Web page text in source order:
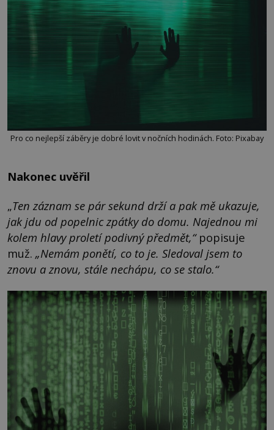
Pro co nejlepší záběry je dobré lovit v nočních hodinách. Foto: Pixabay
Nakonec uvěřil
„Ten záznam se pár sekund drží a pak mě ukazuje,
jak jdu od popelnic zpátky do domu. Najednou mi
kolem hlavy proletí podivný předmět,“popisuje
muž. „Nemám ponětí, co to je. Sledoval jsem to
znovu a znovu, stále nechápu, co se stalo.“